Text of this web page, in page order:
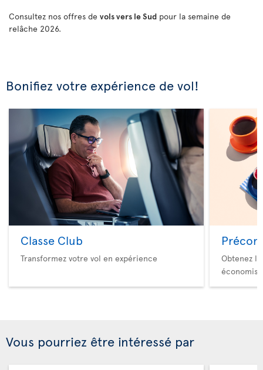
Consultez nos offres de vols vers le Sud pour la semaine de
relâche 2026.
Bonifiez votre expérience de vol!
Classe Club
Transformez votre vol en expérience
Obtenez
Vous pourriez être intéressé par